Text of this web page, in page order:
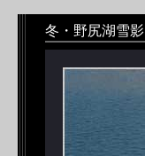
冬・野尻湖雪影